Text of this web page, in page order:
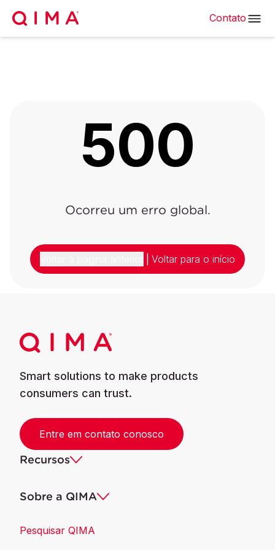
Contato
500
Ocorreu um erro global.
Voltar para o início
Smart solutions to make products
consumers can trust.
Entre em contato conosco
Recursos
Sobre a QIMA
Pesquisar QIMA